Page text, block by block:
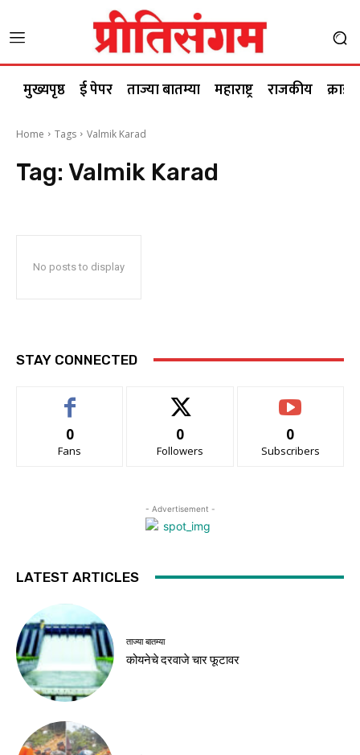
मुख्यपृष्ठ ई पेपर ताज्या बातम्या महाराष्ट्र राजकीय क्राईम
Home Tags Valmik Karad
Tag: Valmik Karad
No posts to display
STAY CONNECTED
0
Fans
0
Followers
0
Subscribers
- Advertisement -
LATEST ARTICLES
ताज्या बातम्या
कोयनेचे दरवाजे चार फूटावर